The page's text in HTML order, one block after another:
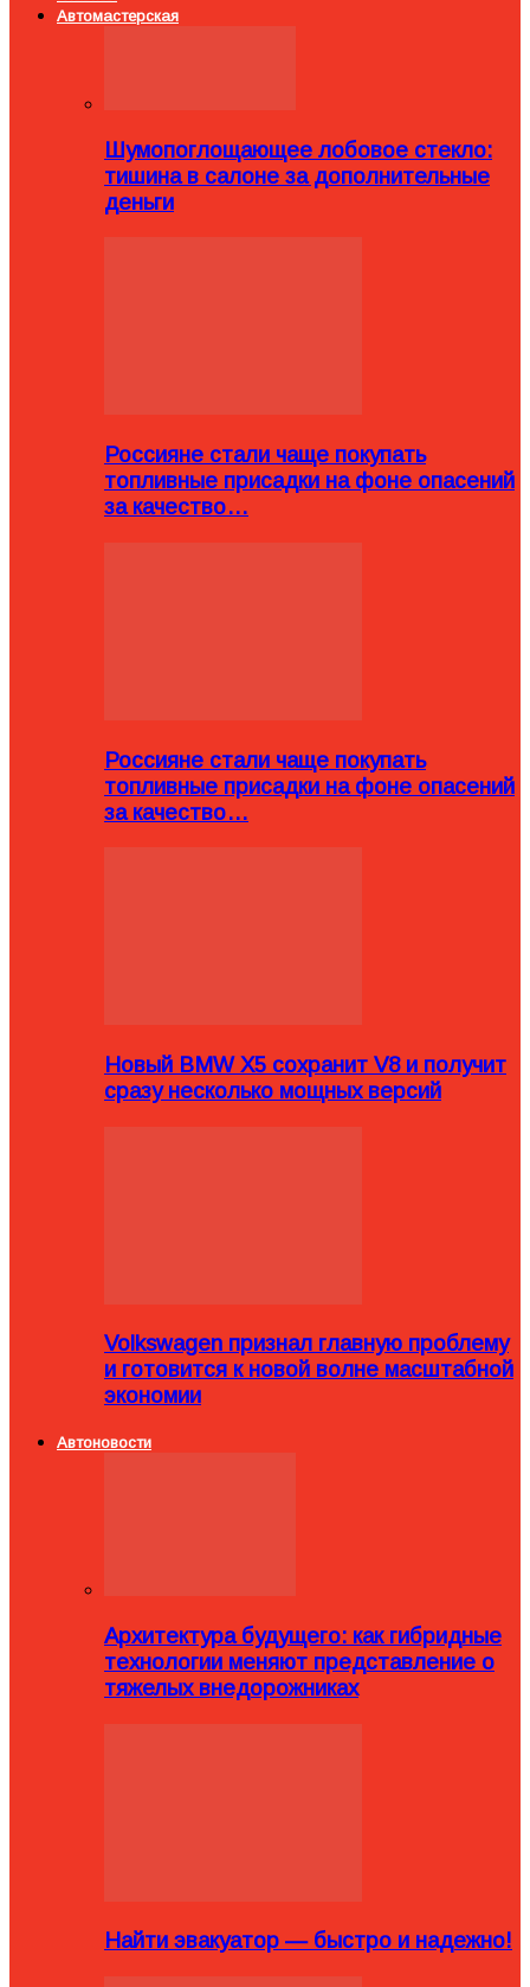
Автомастерская
Шумопоглощающее лобовое стекло:
тишина в салоне за дополнительные
деньги
Россияне стали чаще покупать
топливные присадки на фоне опасений
за качество…
Россияне стали чаще покупать
топливные присадки на фоне опасений
за качество…
Новый BMW X5 сохранит V8 и получит
сразу несколько мощных версий
Volkswagen признал главную проблему
и готовится к новой волне масштабной
экономии
Автоновости
Архитектура будущего: как гибридные
технологии меняют представление о
тяжелых внедорожниках
Найти эвакуатор — быстро и надежно!